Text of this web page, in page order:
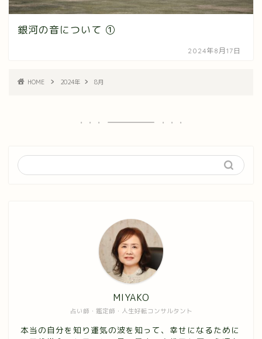
銀河の音について ①
2024年8月17日
HOME 2024年 8月
占い師・鑑定師・人生好転コンサルタント
MIYAKO
本当の自分を知り運気の波を知って、幸せになるために